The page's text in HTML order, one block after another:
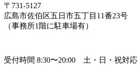
〒731-5127
広島市佐伯区五日市五丁目11番23号
（事務所1階に駐車場有）
受付時間 8:30〜20:00 土・日・祝対応